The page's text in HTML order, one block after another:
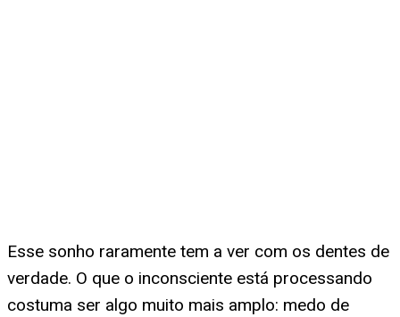
Esse sonho raramente tem a ver com os dentes de
verdade. O que o inconsciente está processando
costuma ser algo muito mais amplo: medo de